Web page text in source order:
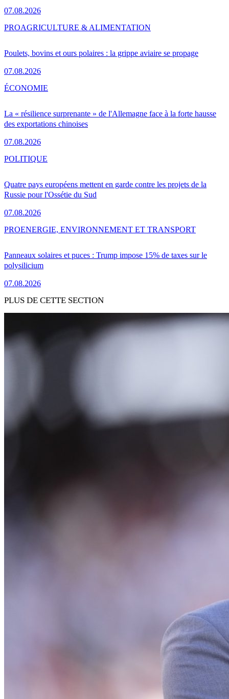
07.08.2026
Poulets, bovins et ours polaires : la grippe aviaire se propage
07.08.2026
PROAGRICULTURE & ALIMENTATION
La « résilience surprenante » de l'Allemagne face à la forte hausse
des exportations chinoises
07.08.2026
ÉCONOMIE
Quatre pays européens mettent en garde contre les projets de la
Russie pour l'Ossétie du Sud
07.08.2026
POLITIQUE
Panneaux solaires et puces : Trump impose 15% de taxes sur le
polysilicium
07.08.2026
PROENERGIE, ENVIRONNEMENT ET TRANSPORT
PLUS DE CETTE SECTION